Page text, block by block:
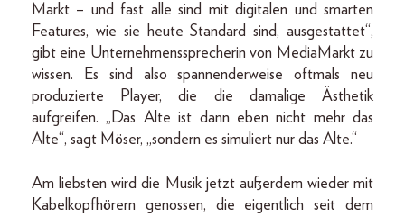
Markt – und fast alle sind mit digitalen und smarten
Features, wie sie heute Standard sind, ausgestattet“,
gibt eine Unternehmenssprecherin von MediaMarkt zu
wissen. Es sind also spannenderweise oftmals neu
produzierte Player, die die damalige Ästhetik
aufgreifen. „Das Alte ist dann eben nicht mehr das
Alte“, sagt Möser, „sondern es simuliert nur das Alte.“
Am liebsten wird die Musik jetzt außerdem wieder mit
Kabelkopfhörern genossen, die eigentlich seit dem